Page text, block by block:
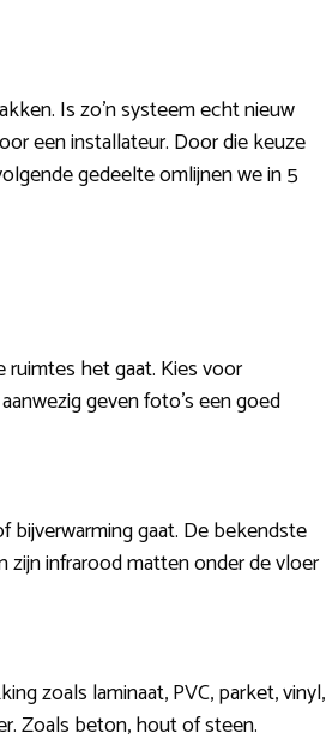
Is zo’n systeem echt nieuw
een installateur. Door die keuze
gedeelte omlijnen we in 5
het gaat. Kies voor
geven foto’s een goed
gaat. De bekendste
infrarood matten onder de vloer
zoals laminaat, PVC, parket, vinyl,
Zoals beton, hout of steen.